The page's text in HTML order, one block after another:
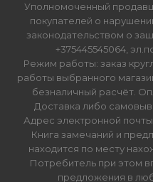
Уполномоченный
покупателей о
законодательством о
+375445545064,
Режим работы: заказ
работы выбранного
безналичный расчёт.
Доставка либо
Адрес электронной
Книга замечаний и
находится по месту
Потребитель при этом
предложения в